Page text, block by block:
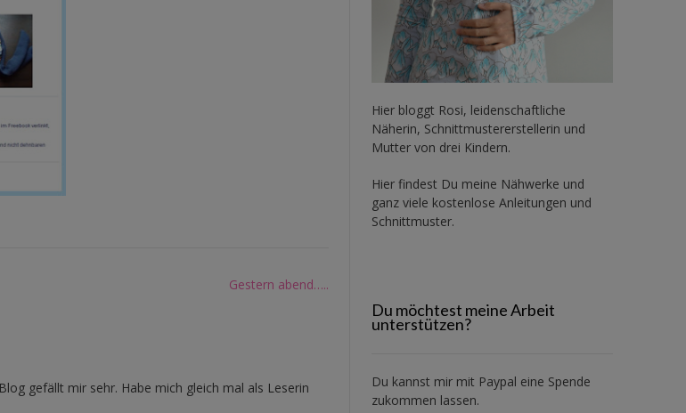
Gestern abend…..
gefällt mir sehr. Habe mich gleich mal als Leserin
Hier bloggt Rosi, leidenschaftliche
Näherin, Schnittmustererstellerin und
Mutter von drei Kindern.
Hier findest Du meine Nähwerke und
ganz viele kostenlose Anleitungen und
Schnittmuster.
Du möchtest meine Arbeit
unterstützen?
Du kannst mir mit Paypal eine Spende
zukommen lassen.